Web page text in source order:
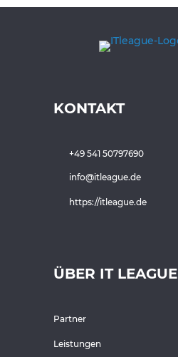
KONTAKT
+49 541 50797690
info@itleague.de
https://itleague.de
ÜBER IT LEAGUE
Partner
Leistungen